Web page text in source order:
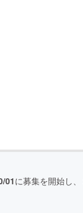
01に募集を開始し、